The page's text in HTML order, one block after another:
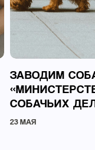
ЗАВОДИМ
СОБАЧЬИХ
23 МАЯ